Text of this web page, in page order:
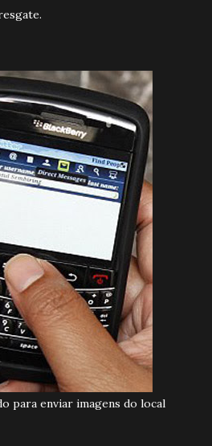
para enviar imagens do local